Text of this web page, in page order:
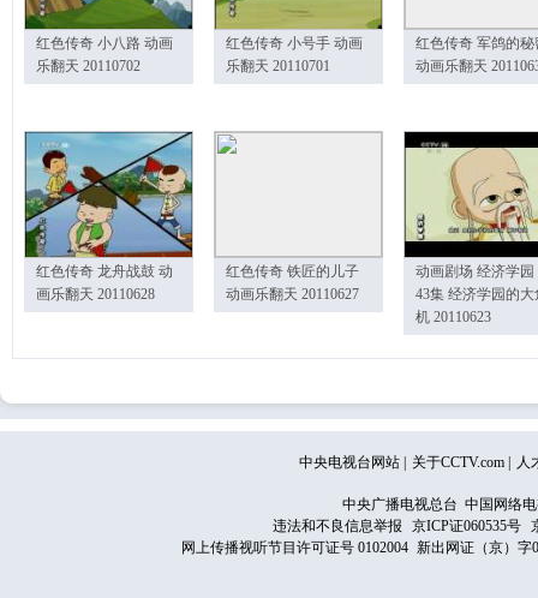
红色传奇 小八路 动画
乐翻天 20110702
红色传奇 小号手 动画
乐翻天 20110701
红色传奇 军鸽的秘
动画乐翻天
红色传奇 龙舟战鼓 动
画乐翻天 20110628
红色传奇 铁匠的儿子
动画乐翻天 20110627
动画剧场 经济学园
43集 经济学园的大
机 20110623
中央电视台网站 关于CCTV.com 人
中央广播电视总台 中国网络
违法和不良信息举报
京ICP证060535号
网上传播视听节目许可证号 0102004 新出网证（京）